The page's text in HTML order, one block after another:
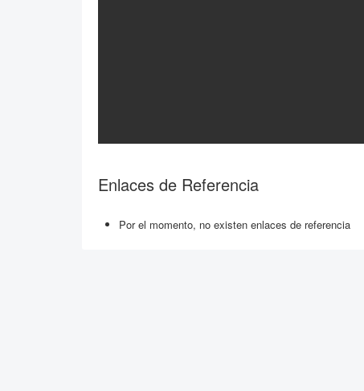
Enlaces de Referencia
Por el momento, no existen enlaces de referencia